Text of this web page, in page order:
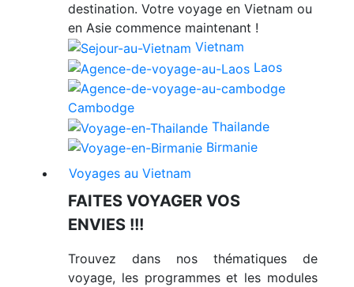
destination. Votre voyage en Vietnam ou
en Asie commence maintenant !
Vietnam
Laos
Cambodge
Thailande
Birmanie
Voyages au Vietnam
FAITES VOYAGER VOS
ENVIES !!!
Trouvez dans nos thématiques de
voyage, les programmes et les modules